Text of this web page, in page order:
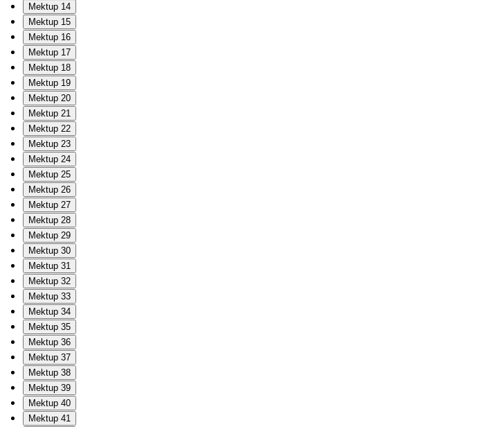
Mektup 14
Mektup 15
Mektup 16
Mektup 17
Mektup 18
Mektup 19
Mektup 20
Mektup 21
Mektup 22
Mektup 23
Mektup 24
Mektup 25
Mektup 26
Mektup 27
Mektup 28
Mektup 29
Mektup 30
Mektup 31
Mektup 32
Mektup 33
Mektup 34
Mektup 35
Mektup 36
Mektup 37
Mektup 38
Mektup 39
Mektup 40
Mektup 41